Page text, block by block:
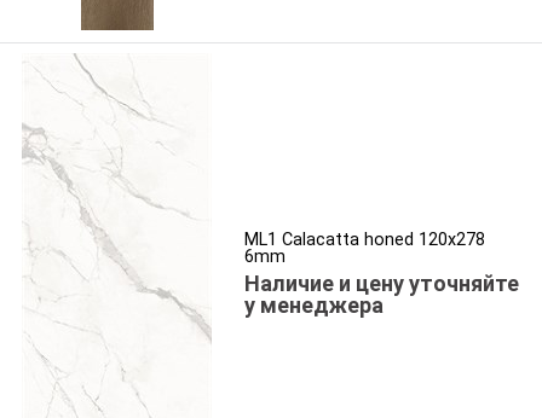
ML1 Calacatta honed 120x278
6mm
Наличие и цену уточняйте
у менеджера